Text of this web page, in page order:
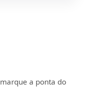
a ponta do